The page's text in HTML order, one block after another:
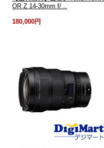
OR Z 14-30mm f/...
180,000円